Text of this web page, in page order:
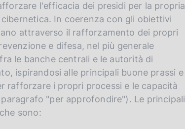
l'efficacia dei presidi per la propria
In coerenza con gli obiettivi
attraverso il rafforzamento dei propri
e difesa, nel più generale
le banche centrali e le autorità di
ispirandosi alle principali buone prassi e
rafforzare i propri processi e le capacità
"per approfondire"). Le principali
sono: